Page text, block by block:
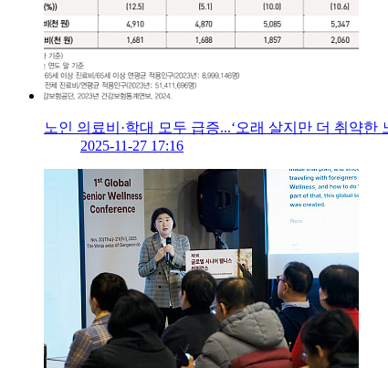
노인 의료비·학대 모두 급증...‘오래 살지만 더 취약한
2025-11-27 17:16